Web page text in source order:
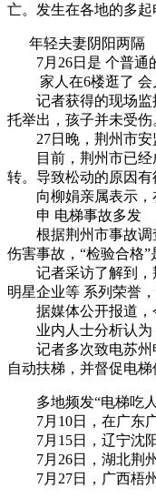
亡。发生在各地的多起
年轻夫妻阴阳两隔
7月26日是 个普通的
家人在6楼逛了 会儿
记者获得的现场监控
托举出，孩子并未受伤
27日晚，荆州市安监
目前，荆州市已经成
转。导致松动的原因有
向柳娟亲属表示，在
申 电梯事故多发
根据荆州市事故调查
伤害事故，“检验合格
记者采访了解到，荆
明星企业等 系列荣誉
据媒体公开报道，今
业内人士分析认为，
记者多次致电苏州申
自动扶梯，并督促电
多地频发“电梯吃
7月10日，在广东广
7月15日，辽宁沈阳
7月26日，湖北荆州
7月27日，广西梧州